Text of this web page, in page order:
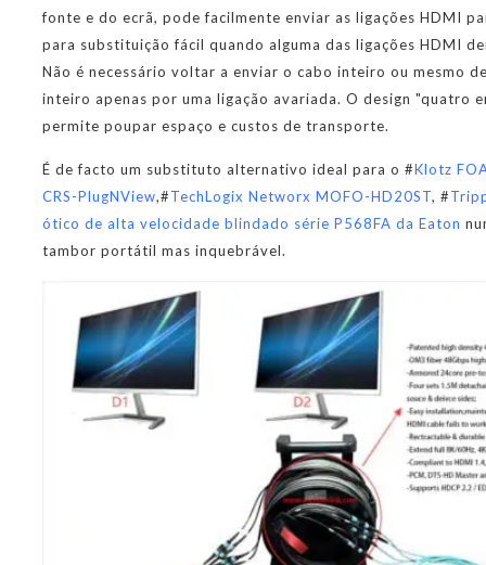
fonte e do ecrã, pode facilmente enviar as ligações HDMI
para substituição fácil quando alguma das ligações HDMI
Não é necessário voltar a enviar o cabo inteiro ou mesmo
inteiro apenas por uma ligação avariada. O design "quatro
permite poupar espaço e custos de transporte.
É de facto um substituto alternativo ideal para o #Klotz
CRS-PlugNView,#TechLogix Networx MOFO-HD20ST, #
ótico de alta velocidade blindado série P568FA da Eaton
tambor portátil mas inquebrável.